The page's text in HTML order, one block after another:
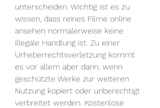
unterscheiden. Wichtig ist es zu
wissen, dass reines Filme online
ansehen normalerweise keine
illegale Handlung ist. Zu einer
Urheberrechtsverletzung kommt
es vor allem aber dann, wenn
geschützte Werke zur weiteren
Nutzung kopiert oder unberechtigt
verbreitet werden. Kostenlose